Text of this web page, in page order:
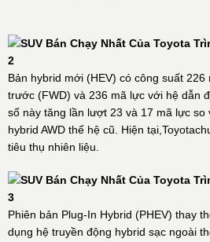
Bản hybrid mới (HEV) có công suất
trước (FWD) và 236 mã lực với hệ dẫn
số này tăng lần lượt 23 và 17 mã lực so
hybrid AWD thế hệ cũ. Hiện
tiêu thụ nhiên liệu.
Phiên bản Plug-In Hybrid (PHEV) thay
dụng hệ truyền động hybrid sạc ngoài